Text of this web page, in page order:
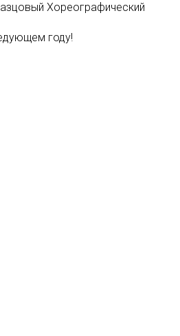
Хореографический
году!